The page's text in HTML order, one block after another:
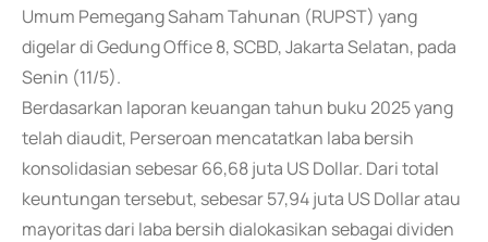
Umum Pemegang Saham Tahunan (RUPST) yang
digelar di Gedung Office 8, SCBD, Jakarta Selatan, pada
Senin (11/5).
Berdasarkan laporan keuangan tahun buku 2025 yang
telah diaudit, Perseroan mencatatkan laba bersih
konsolidasian sebesar 66,68 juta US Dollar. Dari total
keuntungan tersebut, sebesar 57,94 juta US Dollar atau
mayoritas dari laba bersih dialokasikan sebagai dividen